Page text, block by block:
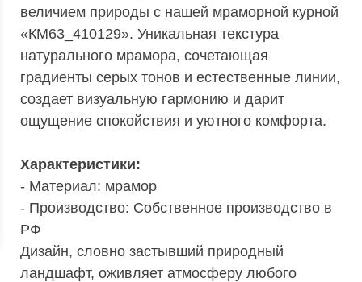
величием природы с нашей мраморной курной
«КМ63_410129». Уникальная текстура
натурального мрамора, сочетающая
градиенты серых тонов и естественные линии,
создает визуальную гармонию и дарит
ощущение спокойствия и уютного комфорта.
Характеристики:
- Материал: мрамор
- Производство: Собственное производство в
РФ
Дизайн, словно застывший природный
ландшафт, оживляет атмосферу любого